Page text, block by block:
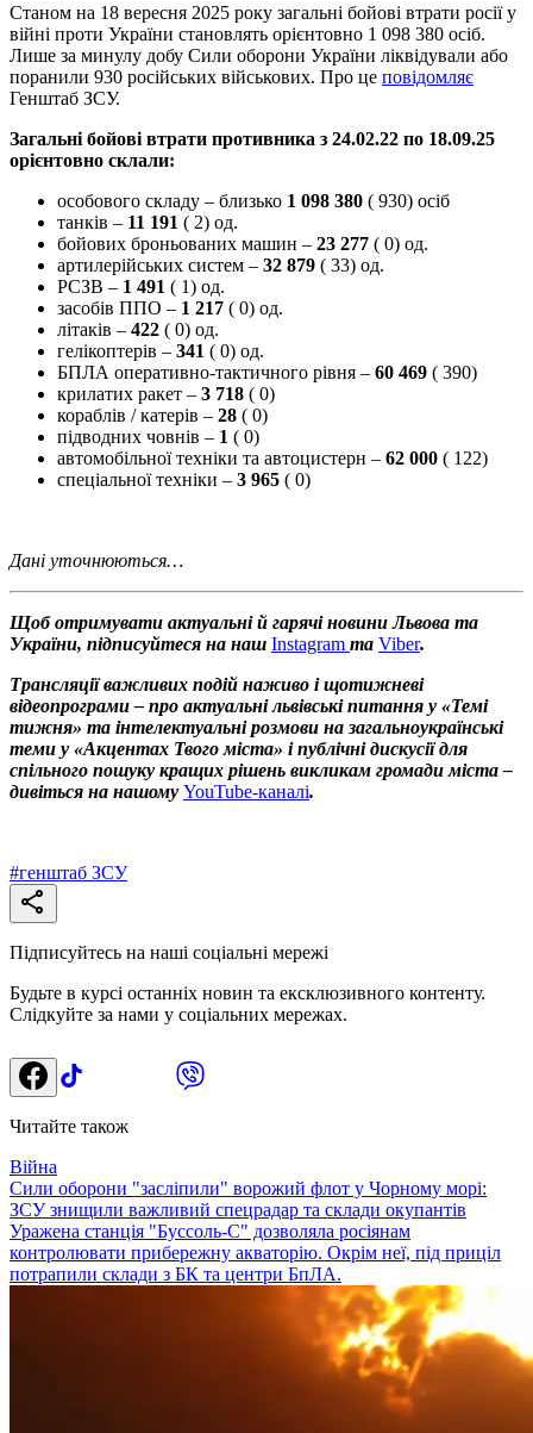
Станом на 18 вересня 2025 року загальні бойові втрати росії у
війні проти України становлять орієнтовно 1 098 380 осіб.
Лише за минулу добу Сили оборони України ліквідували або
поранили 930 російських військових. Про це повідомляє
Генштаб ЗСУ.
Загальні бойові втрати противника з 24.02.22 по 18.09.25
орієнтовно склали:
особового складу – близько 1 098 380 ( 930) осіб
танків – 11 191 ( 2) од.
бойових броньованих машин – 23 277 ( 0) од.
артилерійських систем – 32 879 ( 33) од.
РСЗВ – 1 491 ( 1) од.
засобів ППО – 1 217 ( 0) од.
літаків – 422 ( 0) од.
гелікоптерів – 341 ( 0) од.
БПЛА оперативно-тактичного рівня – 60 469 ( 390)
крилатих ракет – 3 718 ( 0)
кораблів / катерів – 28 ( 0)
підводних човнів – 1 ( 0)
автомобільної техніки та автоцистерн – 62 000 ( 122)
спеціальної техніки – 3 965 ( 0)
Дані уточнюються…
Щоб отримувати актуальні й гарячі новини Львова та
України, підписуйтеся на наш Instagram та Viber.
Трансляції важливих подій наживо і щотижневі
відеопрограми – про актуальні львівські питання у «Темі
тижня» та інтелектуальні розмови на загальноукраїнські
теми у «Акцентах Твого міста» і публічні дискусії для
спільного пошуку кращих рішень викликам громади міста –
дивіться на нашому YouTube-каналі.
#генштаб ЗСУ
Підписуйтесь на наші соціальні мережі
Будьте в курсі останніх новин та ексклюзивного контенту.
Слідкуйте за нами у соціальних мережах.
Читайте також
Війна
Сили оборони "засліпили" ворожий флот у Чорному морі:
ЗСУ знищили важливий спецрадар та склади окупантів
Уражена станція "Буссоль-С" дозволяла росіянам
контролювати прибережну акваторію. Окрім неї, під приціл
потрапили склади з БК та центри БпЛА.